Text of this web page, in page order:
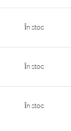
În stoc
În stoc
În stoc